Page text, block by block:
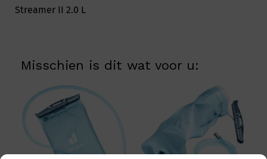
Streamer II 2.0 L
Misschien is dit wat voor u: